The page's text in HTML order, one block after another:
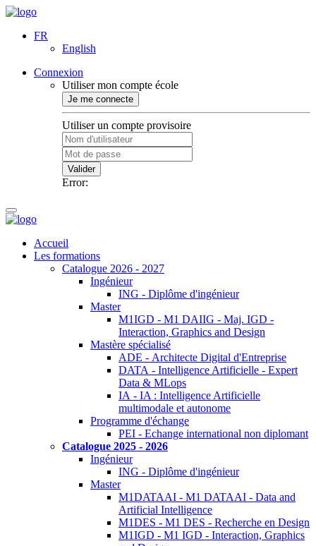
FR
English
Connexion
Utiliser mon compte école
Je me connecte
Utiliser un compte provisoire
Valider
Error:
Accueil
Les formations
Catalogue 2026 - 2027
Ingénieur
ING - Diplôme d'ingénieur
Master
M1IGD - M1 DAIIG - Maj. IGD -
Interaction, Graphics and Design
Mastère spécialisé
ADE - Architecte Digital d'Entreprise
DATA - Intelligence Artificielle - Expert
Data & MLops
IA - IA : Intelligence Artificielle
multimodale et autonome
Programme d'échange
PEI - Echange international non diplomant
Catalogue 2025 - 2026
Ingénieur
ING - Diplôme d'ingénieur
Master
M1DATAAI - M1 DATAAI - Data and
Artificial Intelligence
M1DES - M1 DES - Recherche en Design
M1IGD - M1 IGD - Interaction, Graphics